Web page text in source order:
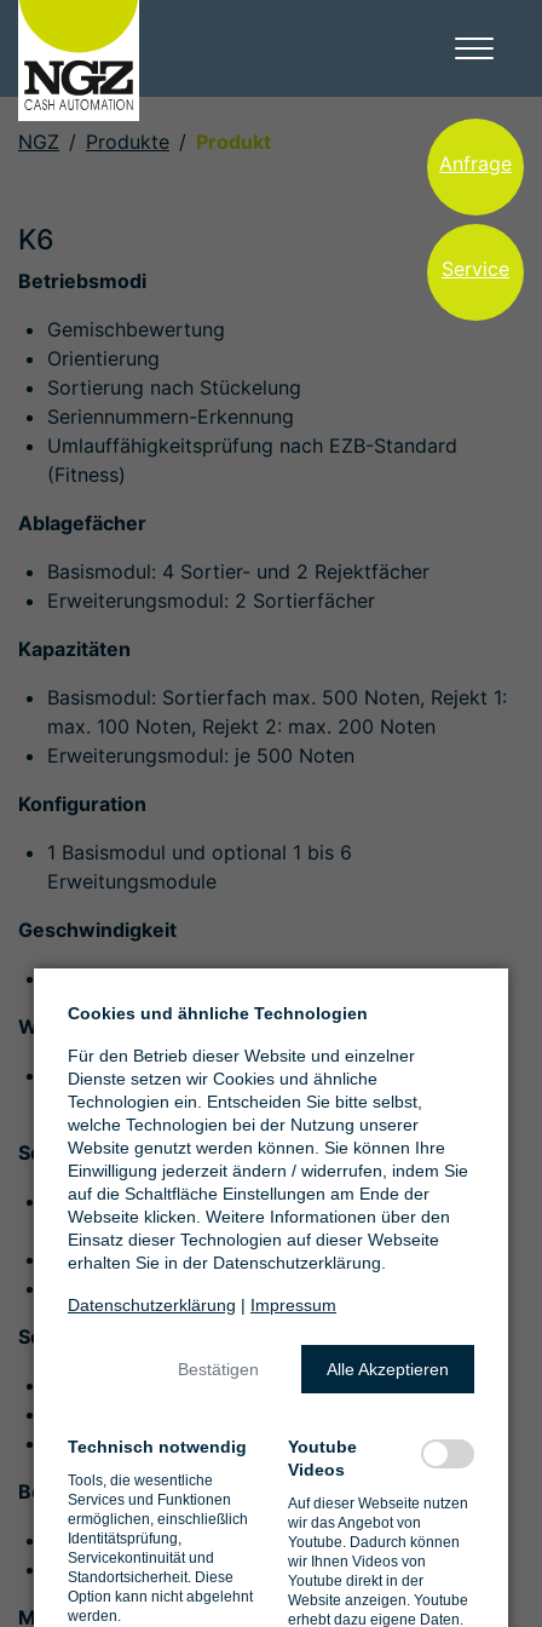
Anfrage
Service
NGZ Produkte Produkt
K6
Betriebsmodi
Gemischbewertung
Orientierung
Sortierung nach Stückelung
Seriennummern-Erkennung
Umlauffähigkeitsprüfung nach EZB-Standard
(Fitness)
Ablagefächer
Basismodul: 4 Sortier- und 2 Rejektfächer
Erweiterungsmodul: 2 Sortierfächer
Kapazitäten
Basismodul: Sortierfach max. 500 Noten, Rejekt 1:
max. 100 Noten, Rejekt 2: max. 200 Noten
Erweiterungsmodul: je 500 Noten
Konfiguration
1 Basismodul und optional 1 bis 6
Erweitungsmodule
Geschwindigkeit
Währungen
Währungssortierung mit automatischer
Währungserkennung
Sensoren
KAR-Sensormodul für hochauflösende, beidseitige
Bilderkennung (Dual-CIS)
Dreifache Bildanalyse (RGB, IR & UV)
Schnittstellen
4 x Seriell (Drucker, Zweitanzeige, u.a.)
1 x USB
Bedienung
7" Touchscreen
Start/Stopp Taste
Maße und Gewicht
Cookies und ähnliche Technologien
Für den Betrieb dieser Website und einzelner
Dienste setzen wir Cookies und ähnliche
Technologien ein. Entscheiden Sie bitte selbst,
welche Technologien bei der Nutzung unserer
Website genutzt werden können. Sie können Ihre
Einwilligung jederzeit ändern / widerrufen, indem Sie
auf die Schaltfläche Einstellungen am Ende der
Webseite klicken. Weitere Informationen über den
Einsatz dieser Technologien auf dieser Webseite
erhalten Sie in der Datenschutzerklärung.
Datenschutzerklärung | Impressum
Bestätigen Alle Akzeptieren
Technisch notwendig
Tools, die wesentliche
Services und Funktionen
ermöglichen, einschließlich
Identitätsprüfung,
Servicekontinuität und
Standortsicherheit. Diese
Option kann nicht abgelehnt
werden.
Youtube
Videos
Auf dieser Webseite nutzen
wir das Angebot von
Youtube. Dadurch können
wir Ihnen Videos von
Youtube direkt in der
Website anzeigen. Youtube
erhebt dazu eigene Daten.